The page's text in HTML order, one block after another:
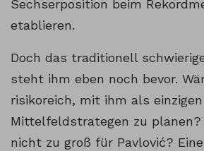
Sechserposition beim
etablieren.
Doch das traditionell
steht ihm eben noch bevor.
risikoreich, mit ihm als einzigen
Mittelfeldstrategen zu planen?
nicht zu groß für Pavlović? Eine